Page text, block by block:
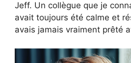
Jeff. Un collègue que je
avait toujours été calme et
avais jamais vraiment prêté